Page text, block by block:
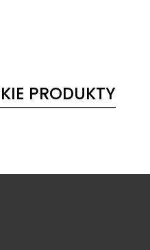
PRODUKTY